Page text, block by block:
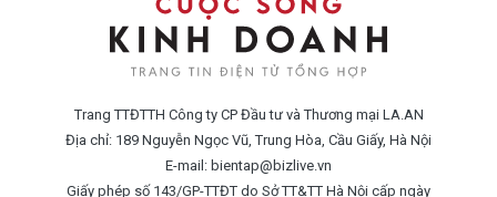
Trang TTĐTTH Công ty CP Đầu tư và Thương mại LA.AN
Địa chỉ: 189 Nguyễn Ngọc Vũ, Trung Hòa, Cầu Giấy, Hà Nội
E-mail: bientap@bizlive.vn
Giấy phép số 143/GP-TTĐT do Sở TT&TT Hà Nội cấp ngày